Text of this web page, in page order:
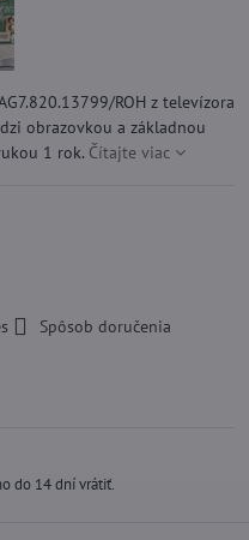
ROH z televízora
obrazovkou a základnou
1 rok. Čítajte viac
Spôsob doručenia
do 14 dní vrátiť.